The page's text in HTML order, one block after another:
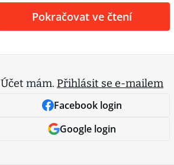
Pokračovat ve čtení
Účet mám.Přihlásit se e-mailem
Facebook login
Google login